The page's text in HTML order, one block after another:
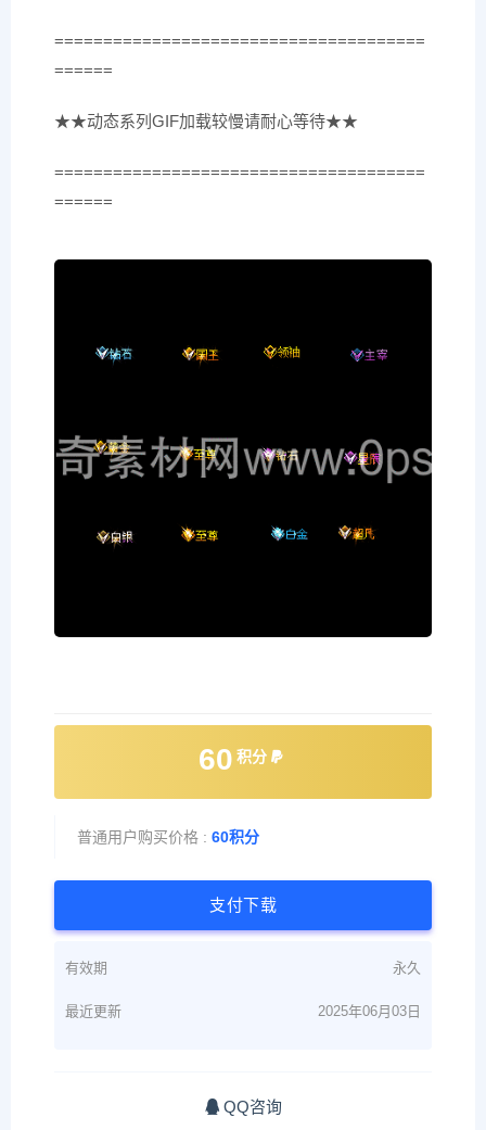
======================================
======
★★动态系列GIF加载较慢请耐心等待★★
======================================
======
60 积分
普通用户购买价格 : 60积分
支付下载
有效期 永久
最近更新 2025年06月03日
QQ咨询